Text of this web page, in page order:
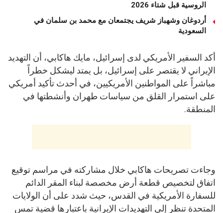
الروسية قبل شتاء 2026
أردوغان وشهباز شريف يجتمعان مع محمد بن سلمان في
السعودية
أكد السفير الأمريكي لدى إسرائيل، مايك هاكابي، أن التهديد
الإيراني لا يقتصر على إسرائيل، بل يمتد ليشكل خطراً
مباشراً على المواطنين الأمريكيين، في أحدث تأكيد أمريكي
على استمرار القلق من سياسات طهران وأنشطتها في
المنطقة.
وجاءت تصريحات هاكابي خلال مشاركته في مراسم توقيع
اتفاق لتخصيص قطعة أرض مخصصة لبناء المقر الدائم
للسفارة الأمريكية في القدس، حيث شدد على أن الولايات
المتحدة تنظر إلى التهديدات الإيرانية باعتبارها قضية تمس